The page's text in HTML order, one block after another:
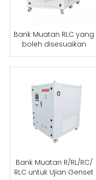
Bank Muatan RLC yang
boleh disesuaikan
Bank Muatan R/RL/RC/
RLC untuk Ujian Genset